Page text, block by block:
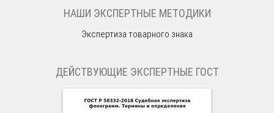
НАШИ ЭКСПЕРТНЫЕ МЕТОДИКИ
Экспертиза товарного знака
ДЕЙСТВУЮЩИЕ ЭКСПЕРТНЫЕ ГОСТ